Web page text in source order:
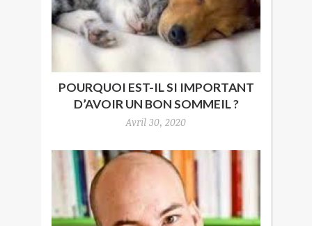
POURQUOI EST-IL SI IMPORTANT
D’AVOIR UN BON SOMMEIL ?
Avril 30, 2020